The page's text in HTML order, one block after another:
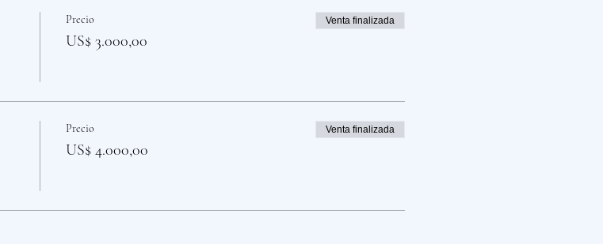
Precio
US$ 3.000,00
Venta finalizada
Precio
US$ 4.000,00
Venta finalizada